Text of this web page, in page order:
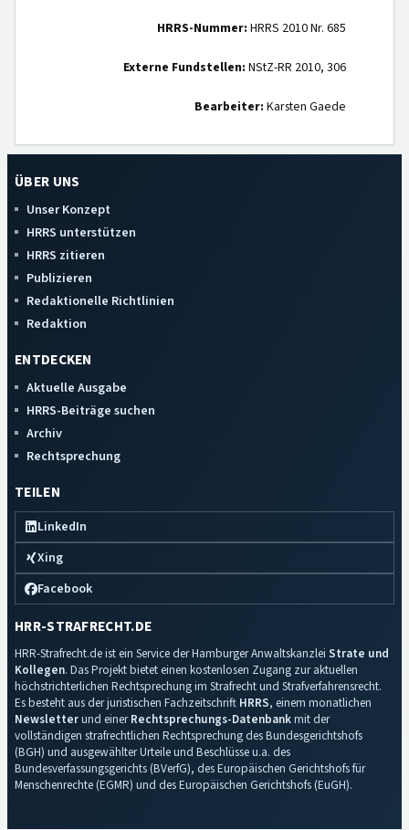
HRRS-Nummer: HRRS 2010 Nr. 685
Externe Fundstellen: NStZ-RR 2010, 306
Bearbeiter: Karsten Gaede
ÜBER UNS
Unser Konzept
HRRS unterstützen
HRRS zitieren
Publizieren
Redaktionelle Richtlinien
Redaktion
ENTDECKEN
Aktuelle Ausgabe
HRRS-Beiträge suchen
Archiv
Rechtsprechung
TEILEN
LinkedIn
Xing
Facebook
HRR-STRAFRECHT.DE
HRR-Strafrecht.de ist ein Service der Hamburger Anwaltskanzlei Strate und
Kollegen. Das Projekt bietet einen kostenlosen Zugang zur aktuellen
höchstrichterlichen Rechtsprechung im Strafrecht und Strafverfahrensrecht.
Es besteht aus der juristischen Fachzeitschrift HRRS, einem monatlichen
Newsletterund einerRechtsprechungs-Datenbankmit der
vollständigen strafrechtlichen Rechtsprechung des Bundesgerichtshofs
(BGH) und ausgewählter Urteile und Beschlüsse u.a. des
Bundesverfassungsgerichts (BVerfG), des Europäischen Gerichtshofs für
Menschenrechte (EGMR) und des Europäischen Gerichtshofs (EuGH).